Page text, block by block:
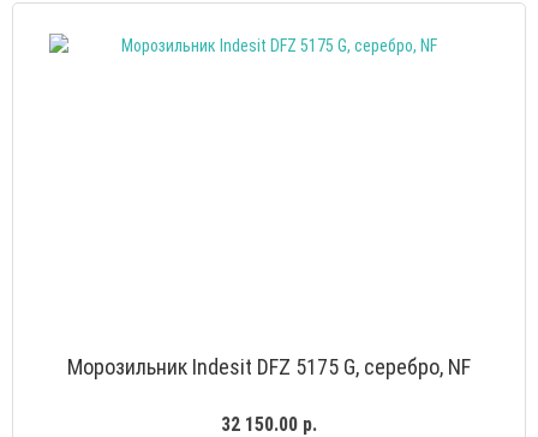
Морозильник Indesit DFZ 5175 G, серебро, NF
32 150.00 р.